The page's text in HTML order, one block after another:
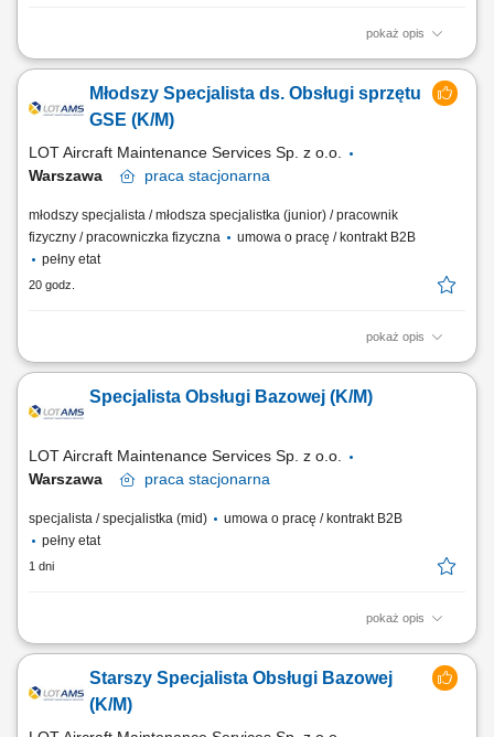
pokaż opis
Zakres obowiązków: Obsługa mieszkańców: bezpośredni, telefoniczny i
przyjmowanie zgłoszeń, udzielanie informacji oraz terminowe
udzielanie odpowiedzi na pisma. Praca w terenie i komisje: udział w
Młodszy Specjalista ds. Obsługi sprzętu
GSE (K/M)
LOT Aircraft Maintenance Services Sp. z o.o.
Warszawa
praca stacjonarna
młodszy specjalista / młodsza specjalistka (junior) / pracownik
fizyczny / pracowniczka fizyczna
umowa o pracę / kontrakt B2B
pełny etat
20 godz.
pokaż opis
Obowiązki na stanowisku: Diagnozowanie usterek oraz usuwanie
przeglądów technicznych i konserwacji zgodnie z wytycznymi
producentów. Monitorowanie oraz utrzymywanie minimalnych stanów
Specjalista Obsługi Bazowej (K/M)
LOT Aircraft Maintenance Services Sp. z o.o.
Warszawa
praca stacjonarna
specjalista / specjalistka (mid)
umowa o pracę / kontrakt B2B
pełny etat
1 dni
pokaż opis
Zadania Nadzorowanie i rozpatrywanie zgłoszeń reklamacyjnych
lotniczych. Aktywne wspieranie zespołów odpowiedzialnych za
harmonogramowanie oraz nadzór nad przebiegiem obsługi bazowej.
Starszy Specjalista Obsługi Bazowej
(K/M)